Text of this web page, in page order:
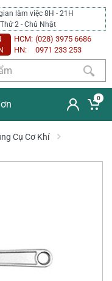
làm việc 8H - 21H
Thứ 2 - Chủ Nhật
HCM: (028) 3975 6686
HN:
0971 233 253
0
Cụ Cơ Khí